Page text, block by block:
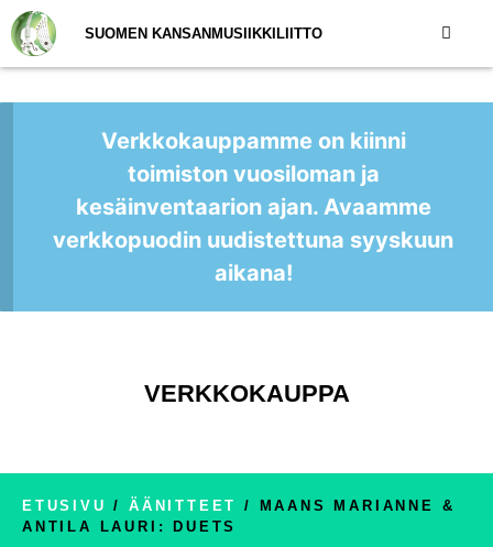
SUOMEN KANSANMUSIIKKILIITTO
Verkkokauppamme on kiinni
toimiston vuosiloman ja
kesäinventaarion ajan. Avaamme
verkkopuodin uudistettuna syyskuun
aikana!
VERKKOKAUPPA
ETUSIVU /ÄÄNITTEET
/ MAANS MARIANNE &
ANTILA LAURI: DUETS